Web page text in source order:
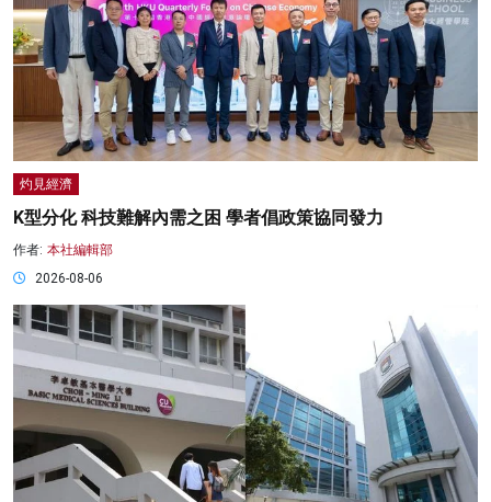
灼見經濟
K型分化 科技難解內需之困 學者倡政策協同發力
作者: 本社編輯部
2026-08-06